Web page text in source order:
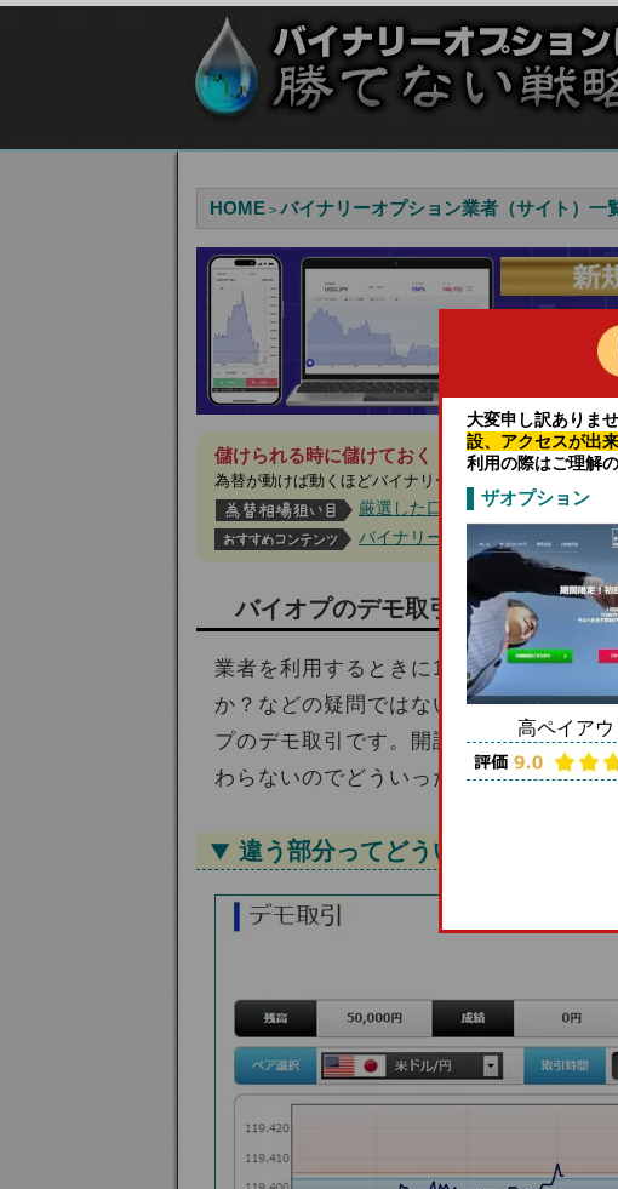
大変申し訳ありま
設、アクセスが出
利用の際はご理解
ザオプション
高ペイアウ
HOME > バイナリーオプション業者（サイト）一
儲けられる時に儲けておく！今月は見逃せない
為替が動けば動くほどバイナリーオプションで取引をす
厳選した口コミ評価の高い業者と
バイナリーオプションで生計を
バイオプのデモ取引を使ってみよ
業者を利用するときに1番気になること
か？などの疑問ではないかと思います
プのデモ取引です。開設する口座とは
わらないのでどういったものなのかを知
違う部分ってどういう部分？